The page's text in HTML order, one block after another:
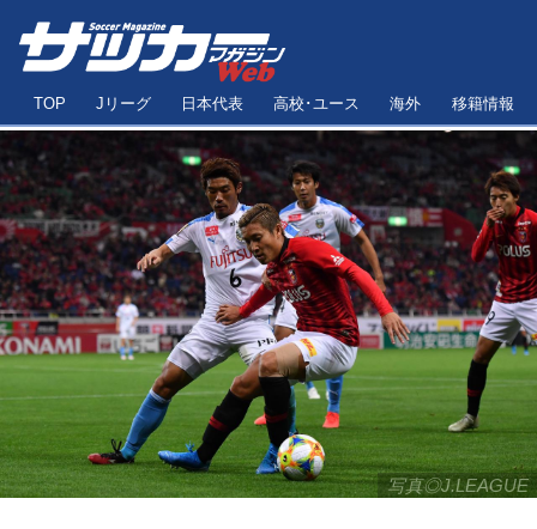
TOP Jリーグ 日本代表 高校･ユース 海外 移籍情報
写真◎J.LEAGUE